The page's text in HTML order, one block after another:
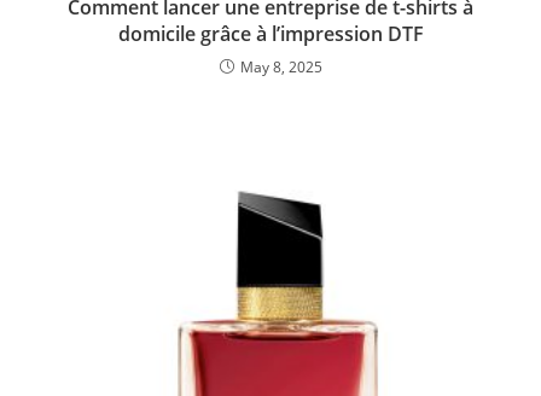
Comment lancer une entreprise de t-shirts à
domicile grâce à l’impression DTF
May 8, 2025